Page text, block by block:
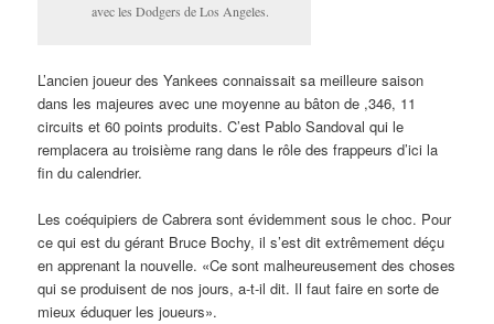
avec les Dodgers de Los Angeles.
L’ancien joueur des Yankees connaissait sa meilleure saison
dans les majeures avec une moyenne au bâton de ,346, 11
circuits et 60 points produits. C’est Pablo Sandoval qui le
remplacera au troisième rang dans le rôle des frappeurs d’ici la
fin du calendrier.
Les coéquipiers de Cabrera sont évidemment sous le choc. Pour
ce qui est du gérant Bruce Bochy, il s’est dit extrêmement déçu
en apprenant la nouvelle. «Ce sont malheureusement des choses
qui se produisent de nos jours, a-t-il dit. Il faut faire en sorte de
mieux éduquer les joueurs».